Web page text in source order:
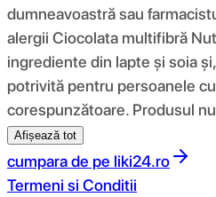
dumneavoastră sau
alergii Ciocolata multifibră
ingrediente din lapte și soia
potrivită pentru persoanele
corespunzătoare. Produsul
Afișează tot
cumpara de pe liki24.ro
Termeni si Conditii